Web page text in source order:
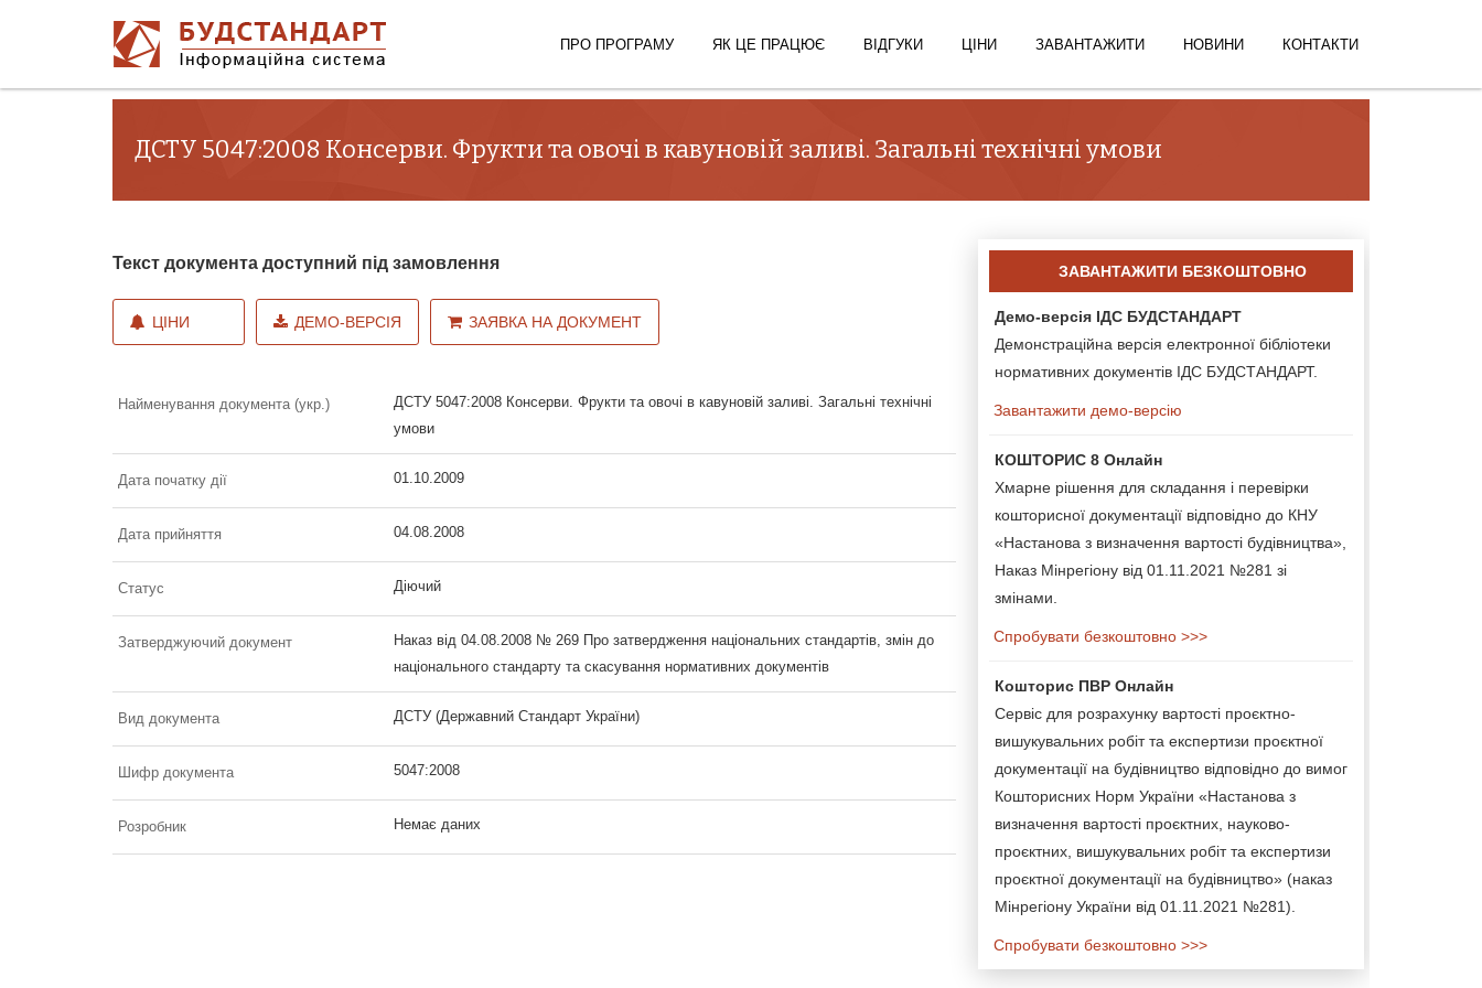
ПРО ПРОГРАМУ ЯК ЦЕ ПРАЦЮЄ ВІДГУКИ ЦІНИ ЗАВАНТАЖИТИ НОВИНИ КОНТАКТИ
ДСТУ 5047:2008 Консерви. Фрукти та овочі в кавуновій заливі. Загальні технічні умови
Текст документа доступний під замовлення
ЦІНИ ДЕМО-ВЕРСІЯ ЗАЯВКА НА ДОКУМЕНТ
Найменування документа (укр.)
ДСТУ 5047:2008 Консерви. Фрукти та овочі в кавуновій заливі. Загальні технічні
умови
Дата початку дії 01.10.2009
Дата прийняття 04.08.2008
Статус Діючий
Затверджуючий документ
Наказ від 04.08.2008 № 269 Про затвердження національних стандартів, змін до
національного стандарту та скасування нормативних документів
Вид документа ДСТУ (Державний Стандарт України)
Шифр документа 5047:2008
Розробник Немає даних
ЗАВАНТАЖИТИ БЕЗКОШТОВНО
Демо-версія ІДС БУДСТАНДАРТ
Демонстраційна версія електронної бібліотеки
нормативних документів ІДС БУДСТАНДАРТ.
Завантажити демо-версію
КОШТОРИС 8 Онлайн
Хмарне рішення для складання і перевірки
кошторисної документації відповідно до КНУ
«Настанова з визначення вартості будівництва»,
Наказ Мінрегіону від 01.11.2021 №281 зі
змінами.
Спробувати безкоштовно >>>
Кошторис ПВР Онлайн
Сервіс для розрахунку вартості проєктно-
вишукувальних робіт та експертизи проєктної
документації на будівництво відповідно до вимог
Кошторисних Норм України «Настанова з
визначення вартості проєктних, науково-
проєктних, вишукувальних робіт та експертизи
проєктної документації на будівництво» (наказ
Мінрегіону України від 01.11.2021 №281).
Спробувати безкоштовно >>>